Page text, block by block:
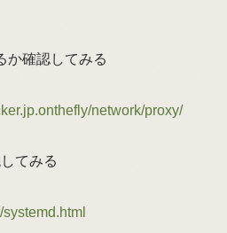
か確認してみる
network/proxy/
てみる